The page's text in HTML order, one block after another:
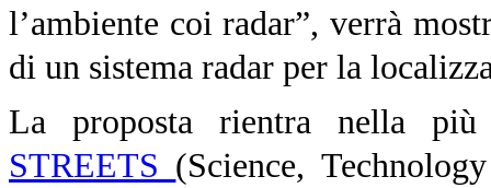
l’ambiente coi radar”, verrà
di un sistema radar per la
La proposta rientra nella più
STREETS (Science,